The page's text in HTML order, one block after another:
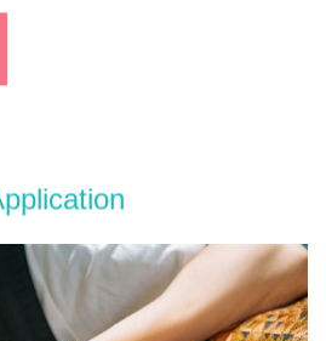
Application